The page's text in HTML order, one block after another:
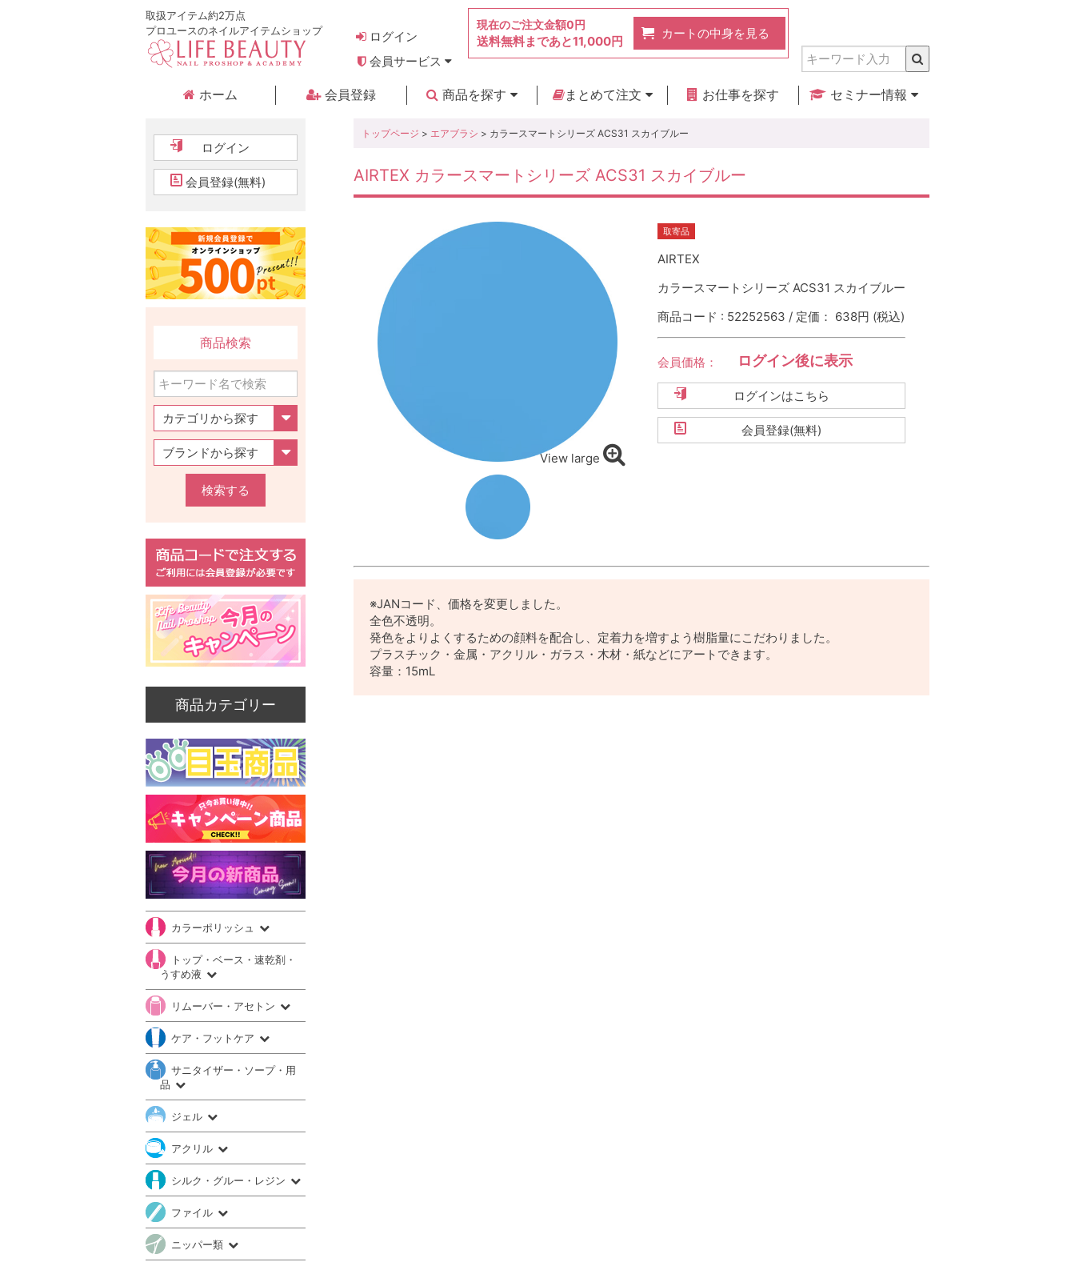
取扱アイテム約2万点
プロユースのネイルアイテムショップ
ログイン
会員サービス
現在のご注文金額0円
送料無料まであと11,000円
カートの中身を見る
ホーム 会員登録
商品を探す
まとめて注文
お仕事を探す
セミナー情報
トップページ > エアブラシ > カラースマートシリーズ ACS31 スカイブルー
AIRTEX カラースマートシリーズ ACS31 スカイブルー
View large
取寄品
AIRTEX
カラースマートシリーズ ACS31 スカイブルー
商品コード : 52252563 / 定価： 638円 (税込)
会員価格： ログイン後に表示
ログインはこちら
会員登録(無料)
※JANコード、価格を変更しました。
全色不透明。
発色をよりよくするための顔料を配合し、定着力を増すよう樹脂量にこだわりました。
プラスチック・金属・アクリル・ガラス・木材・紙などにアートできます。
容量：15mL
ログイン
会員登録(無料)
商品検索
検索する
商品カテゴリー
カラーポリッシュ
トップ・ベース・速乾剤・
うすめ液
リムーバー・アセトン
ケア・フットケア
サニタイザー・ソープ・用
品
ジェル
アクリル
シルク・グルー・レジン
ファイル
ニッパー類